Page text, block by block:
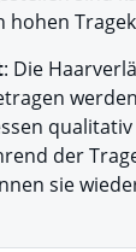
hohen
: Die
der
sie